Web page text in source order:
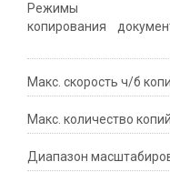
Режимы
копирования
Макс. скорость ч/б
Макс. количество
Диапазон